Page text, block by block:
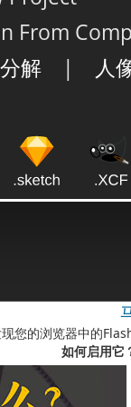
您的浏览器中的
如何启用它